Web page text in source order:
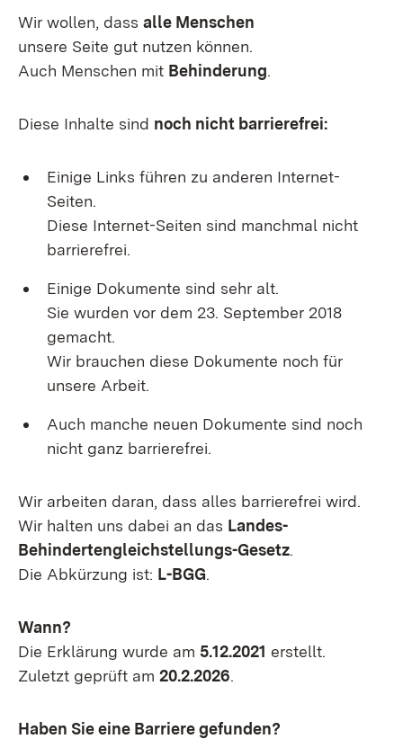
Wir wollen, dass alle Menschen
unsere Seite gut nutzen können.
Auch Menschen mit Behinderung.
Diese Inhalte sind noch nicht barrierefrei:
Einige Links führen zu anderen Internet-
Seiten.
Diese Internet-Seiten sind manchmal nicht
barrierefrei.
Einige Dokumente sind sehr alt.
Sie wurden vor dem 23. September 2018
gemacht.
Wir brauchen diese Dokumente noch für
unsere Arbeit.
Auch manche neuen Dokumente sind noch
nicht ganz barrierefrei.
Wir arbeiten daran, dass alles barrierefrei wird.
Wir halten uns dabei an das Landes-
Behindertengleichstellungs-Gesetz.
Die Abkürzung ist: L-BGG.
Wann?
Die Erklärung wurde am 5.12.2021 erstellt.
Zuletzt geprüft am 20.2.2026.
Haben Sie eine Barriere gefunden?